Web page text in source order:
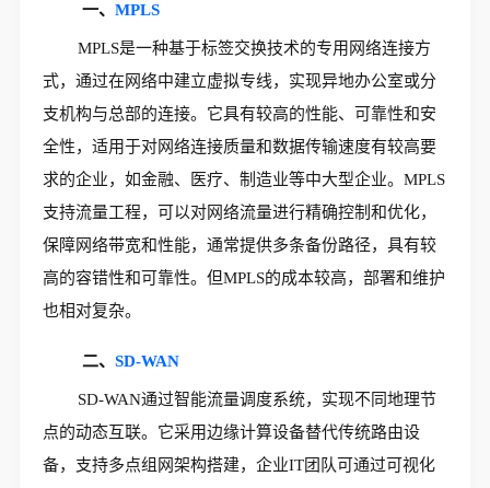
一、MPLS
MPLS是一种基于标签交换技术的专用网络连接方
式，通过在网络中建立虚拟专线，实现异地办公室或分
支机构与总部的连接。它具有较高的性能、可靠性和安
全性，适用于对网络连接质量和数据传输速度有较高要
求的企业，如金融、医疗、制造业等中大型企业。MPLS
支持流量工程，可以对网络流量进行精确控制和优化，
保障网络带宽和性能，通常提供多条备份路径，具有较
高的容错性和可靠性。但MPLS的成本较高，部署和维护
也相对复杂。
二、SD-WAN
SD-WAN通过智能流量调度系统，实现不同地理节
点的动态互联。它采用边缘计算设备替代传统路由设
备，支持多点组网架构搭建，企业IT团队可通过可视化